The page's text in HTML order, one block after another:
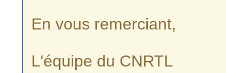
En vous remerciant,
L'équipe du CNRTL